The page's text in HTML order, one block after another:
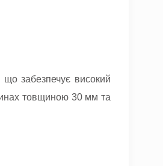
що забезпечує високий
товщиною 30 мм та